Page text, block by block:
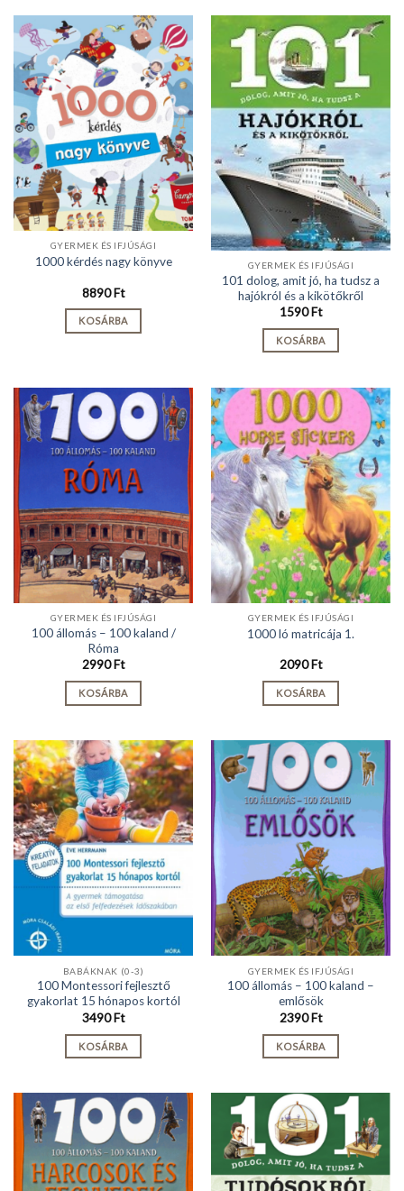
GYERMEK ÉS IFJÚSÁGI
1000 kérdés nagy könyve
8890Ft
KOSÁRBA
GYERMEK ÉS IFJÚSÁGI
101 dolog, amit jó, ha tudsz a
hajókról és a kikötőkről
1590Ft
KOSÁRBA
GYERMEK ÉS IFJÚSÁGI
100 állomás – 100 kaland /
Róma
2990Ft
KOSÁRBA
GYERMEK ÉS IFJÚSÁGI
1000 ló matricája 1.
2090Ft
KOSÁRBA
BABÁKNAK (0-3)
100 Montessori fejlesztő
gyakorlat 15 hónapos kortól
3490Ft
KOSÁRBA
GYERMEK ÉS IFJÚSÁGI
100 állomás – 100 kaland –
emlősök
2390Ft
KOSÁRBA